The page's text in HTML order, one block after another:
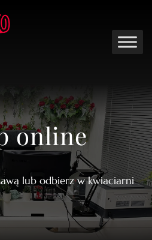
online
lub odbierz w kwiaciarni